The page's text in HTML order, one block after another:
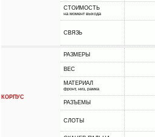
СТОИМОСТЬ
на момент выхода
СВЯЗЬ
КОРПУС
РАЗМЕРЫ
ВЕС
МАТЕРИАЛ
фронт, низ, рамка
РАЗЪЕМЫ
СЛОТЫ